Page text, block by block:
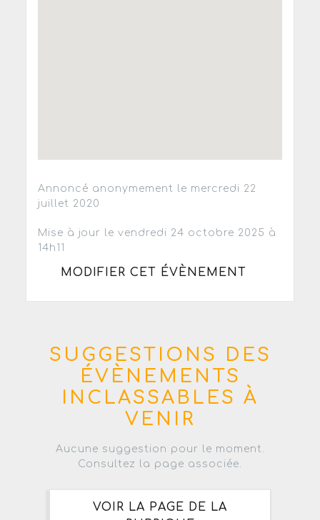
Annoncé anonymement le mercredi 22
juillet 2020
Mise à jour le vendredi 24 octobre 2025 à
14h11
MODIFIER CET ÉVÈNEMENT
SUGGESTIONS DES
ÉVÈNEMENTS
INCLASSABLES À
VENIR
Aucune suggestion pour le moment.
Consultez la page associée.
VOIR LA PAGE DE LA